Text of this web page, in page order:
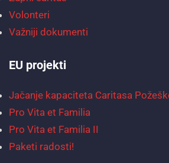
Volonteri
Važniji dokumenti
EU projekti
Jačanje kapaciteta Caritasa
Pro Vita et Familia
Pro Vita et Familia II
Paketi radosti!